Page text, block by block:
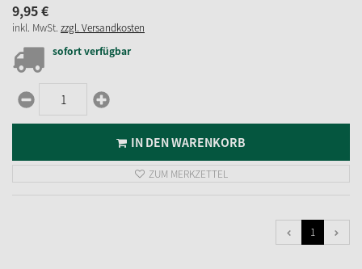
9,95€
inkl. MwSt. zzgl. Versandkosten
sofort verfügbar
IN DEN WARENKORB
ZUM MERKZETTEL
1